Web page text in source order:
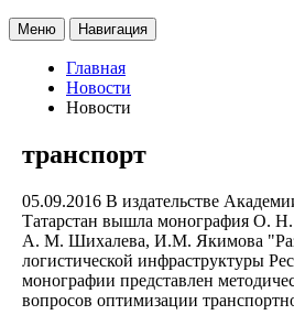
Меню Навигация
Главная
Новости
Новости
транспорт
05.09.2016 В издательстве
Татарстан вышла монография О.
А. М. Шихалева, И.М. Якимова
логистической инфраструктуры
монографии представлен
вопросов оптимизации